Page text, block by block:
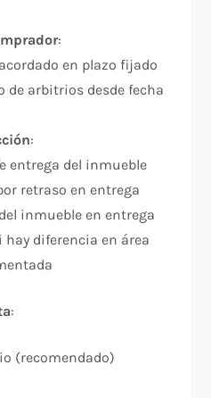
:
en plazo fijado
de arbitrios desde fecha
:​
entrega del inmueble
retraso en entrega
inmueble en entrega
hay diferencia en área
:​
(recomendado)